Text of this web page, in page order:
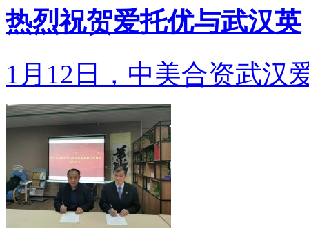
热烈祝贺爱托优与武汉英
1月12日，中美合资武汉